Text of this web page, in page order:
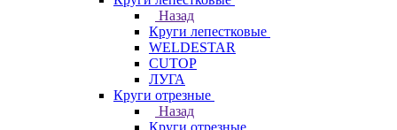
Назад
Круги лепестковые
WELDESTAR
CUTOP
ЛУГА
Круги отрезные
Назад
Круги отрезные